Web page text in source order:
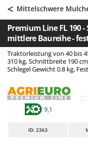
Abfüllgeräte
Akku
Akku Gras- und
Akku-Stichsägen
Anbaubagger
AgriEuro
AgriEuro TOP-
AGT
Aima
Airmec
ALA 2000
Alce
< Mittelschwere
Premium Line FL 190
mittlere Baureihe -
Traktorleistung von 40 bis
310 kg, Schnittbreite 190
Schlegel Gewicht 0.8 kg,
9,1
ID: 2363